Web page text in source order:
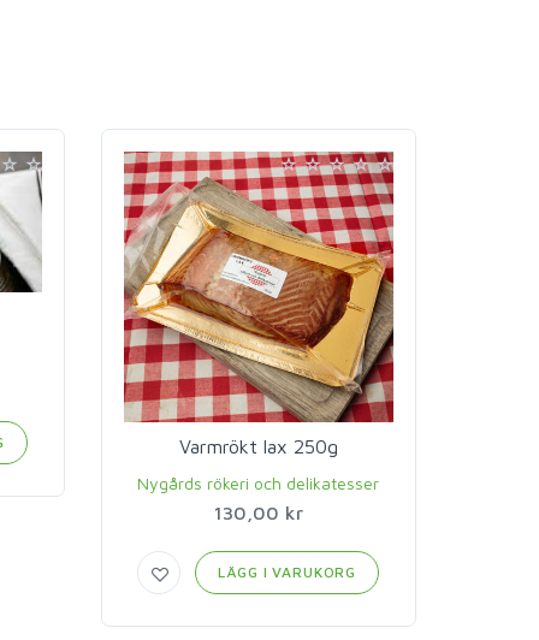
Varmrökt lax 250g
Nygårds rökeri och delikatesser
130,00 kr
LÄGG I VARUKORG